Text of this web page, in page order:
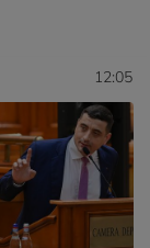
12:05